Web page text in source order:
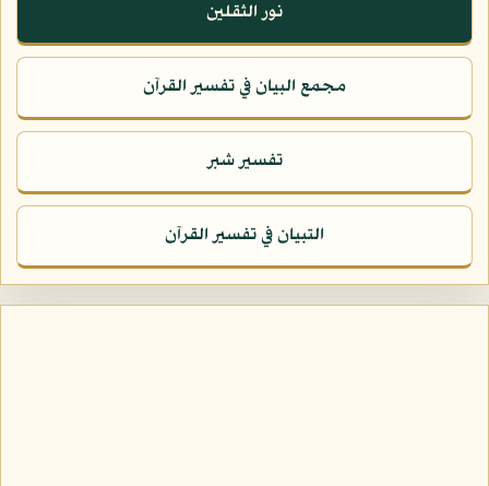
نور الثقلين
مجمع البيان في تفسير القرآن
تفسير شبر
التبيان في تفسير القرآن